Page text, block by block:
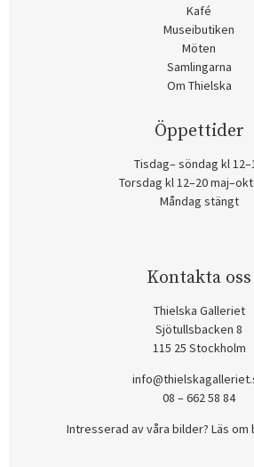
Kafé
Museibutiken
Möten
Samlingarna
Om Thielska
Öppettider
Tisdag– söndag kl
Torsdag kl 12–20
Måndag stängt
Kontakta oss
Thielska Galleriet
Sjötullsbacken 8
115 25 Stockholm
08 – 662 58 84
Intresserad av våra bilder? Läs